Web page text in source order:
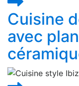
Cuisine
avec